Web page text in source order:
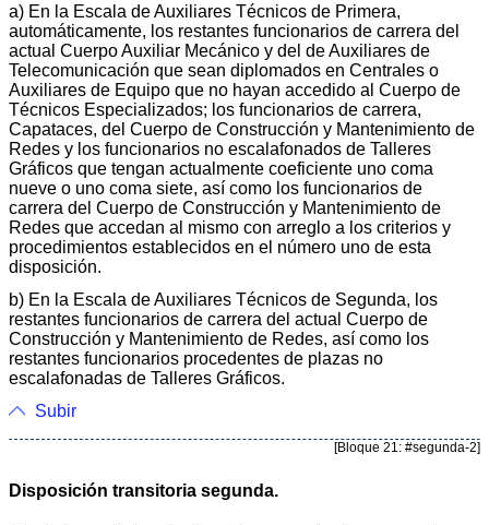
a) En la Escala de Auxiliares Técnicos de Primera,
automáticamente, los restantes funcionarios de carrera del
actual Cuerpo Auxiliar Mecánico y del de Auxiliares de
Telecomunicación que sean diplomados en Centrales o
Auxiliares de Equipo que no hayan accedido al Cuerpo de
Técnicos Especializados; los funcionarios de carrera,
Capataces, del Cuerpo de Construcción y Mantenimiento de
Redes y los funcionarios no escalafonados de Talleres
Gráficos que tengan actualmente coeficiente uno coma
nueve o uno coma siete, así como los funcionarios de
carrera del Cuerpo de Construcción y Mantenimiento de
Redes que accedan al mismo con arreglo a los criterios y
procedimientos establecidos en el número uno de esta
disposición.
b) En la Escala de Auxiliares Técnicos de Segunda, los
restantes funcionarios de carrera del actual Cuerpo de
Construcción y Mantenimiento de Redes, así como los
restantes funcionarios procedentes de plazas no
escalafonadas de Talleres Gráficos.
Subir
[Bloque 21: #segunda-2]
Disposición transitoria segunda.